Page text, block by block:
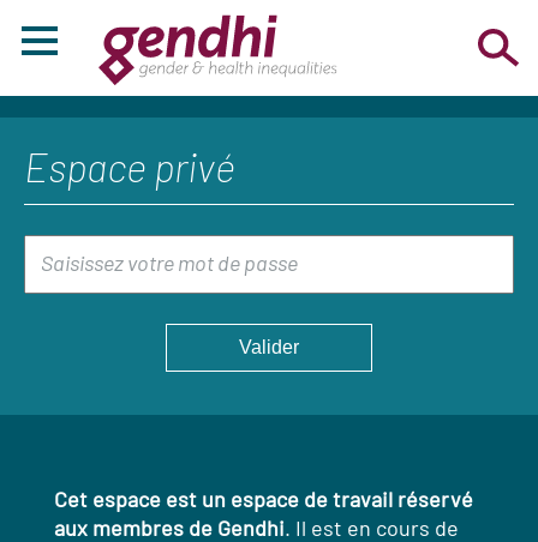
Espace privé
Cet espace est un espace de travail réservé
aux membres de Gendhi. Il est en cours de